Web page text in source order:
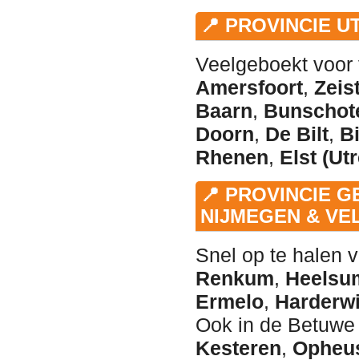
📍 PROVINCIE
Veelgeboekt
Amersfoort,
Baarn,
Doorn, De Bilt,
Rhenen, Elst
📍 PROVINCIE
NIJMEGEN &
Snel op te halen
Renkum,
Ermelo,
Ook in de
Kesteren,